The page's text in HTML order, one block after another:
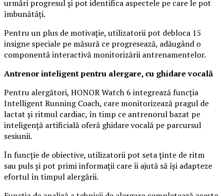
urmări progresul și pot identifica aspectele pe care le pot
îmbunătăți.
Pentru un plus de motivație, utilizatorii pot debloca 15
insigne speciale pe măsură ce progresează, adăugând o
componentă interactivă monitorizării antrenamentelor.
Antrenor inteligent pentru alergare, cu ghidare vocală
Pentru alergători, HONOR Watch 6 integrează funcția
Intelligent Running Coach, care monitorizează pragul de
lactat și ritmul cardiac, în timp ce antrenorul bazat pe
inteligență artificială oferă ghidare vocală pe parcursul
sesiunii.
În funcție de obiective, utilizatorii pot seta ținte de ritm
sau puls și pot primi informații care îi ajută să își adapteze
efortul în timpul alergării.